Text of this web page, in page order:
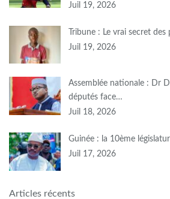
Juil 19, 2026
Tribune : Le vrai secret
Juil 19, 2026
Assemblée nationale : Dr
députés face…
Juil 18, 2026
Guinée : la 10ème
Juil 17, 2026
Articles récents